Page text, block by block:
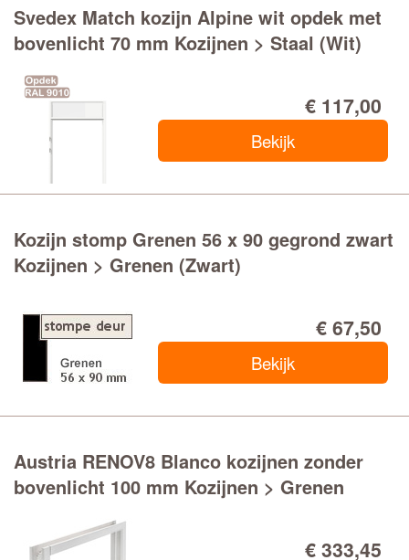
Svedex Match kozijn Alpine wit opdek met
bovenlicht 70 mm Kozijnen > Staal (Wit)
€ 117,00
Bekijk
Kozijn stomp Grenen 56 x 90 gegrond zwart
Kozijnen > Grenen (Zwart)
€ 67,50
Bekijk
Austria RENOV8 Blanco kozijnen zonder
bovenlicht 100 mm Kozijnen > Grenen
€ 333,45